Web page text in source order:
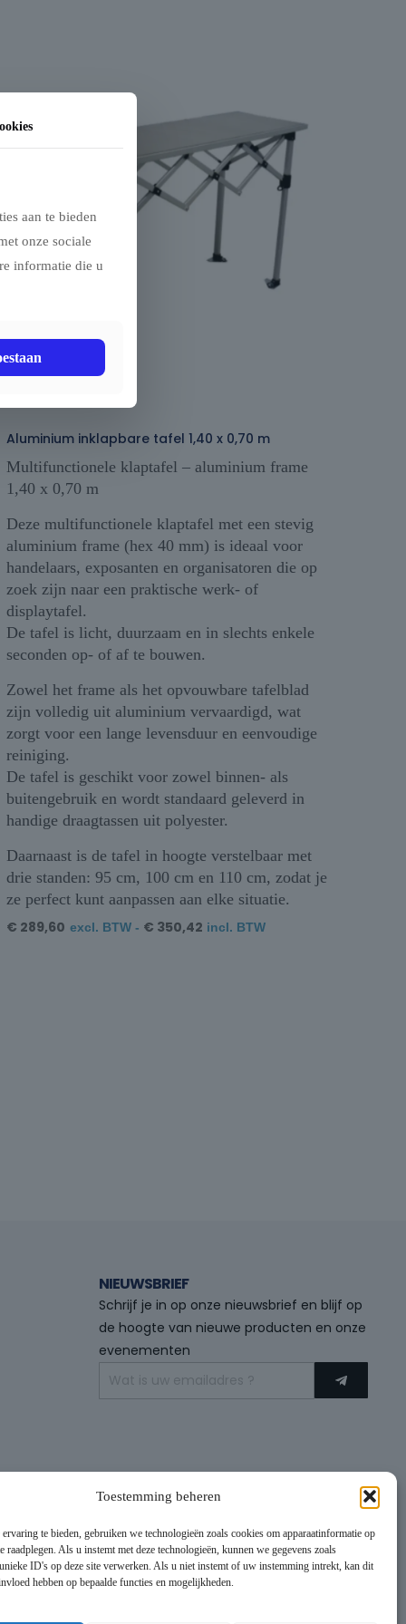
Toestemming beheren
ervaring te bieden, gebruiken we technologieën zoals cookies om apparaatinformatie op
raadplegen. Als u instemt met deze technologieën, kunnen we gegevens zoals
ID's op deze site verwerken. Als u niet instemt of uw instemming intrekt, kan dit
hebben op bepaalde functies en mogelijkheden.
Aluminium inklapbare tafel 1,40 x 0,70 m
Multifunctionele klaptafel – aluminium frame
1,40 x 0,70 m
Deze multifunctionele klaptafel met een stevig
aluminium frame (hex 40 mm) is ideaal voor
handelaars, exposanten en organisatoren die op
zoek zijn naar een praktische werk- of
displaytafel.
De tafel is licht, duurzaam en in slechts enkele
seconden op- of af te bouwen.
Zowel het frame als het opvouwbare tafelblad
zijn volledig uit aluminium vervaardigd, wat
zorgt voor een lange levensduur en eenvoudige
reiniging.
De tafel is geschikt voor zowel binnen- als
buitengebruik en wordt standaard geleverd in
handige draagtassen uit polyester.
Daarnaast is de tafel in hoogte verstelbaar met
drie standen: 95 cm, 100 cm en 110 cm, zodat je
ze perfect kunt aanpassen aan elke situatie.
€ 289,60 excl. BTW - € 350,42 incl. BTW
NIEUWSBRIEF
Schrijf je in op onze nieuwsbrief en blijf op
de hoogte van nieuwe producten en onze
evenementen
aan te bieden
onze sociale
informatie die u